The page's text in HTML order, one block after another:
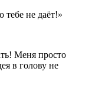
тебе не даёт!»
Меня просто
в голову не